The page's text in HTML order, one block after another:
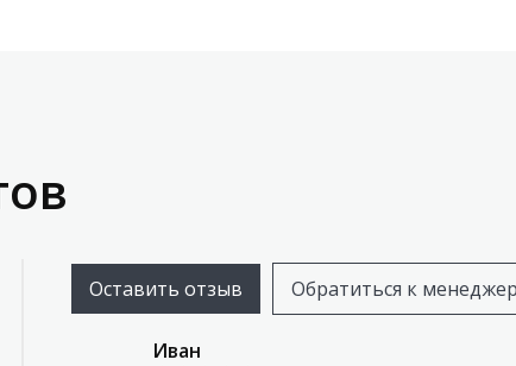
Оставить отзыв Обратиться к
Иван